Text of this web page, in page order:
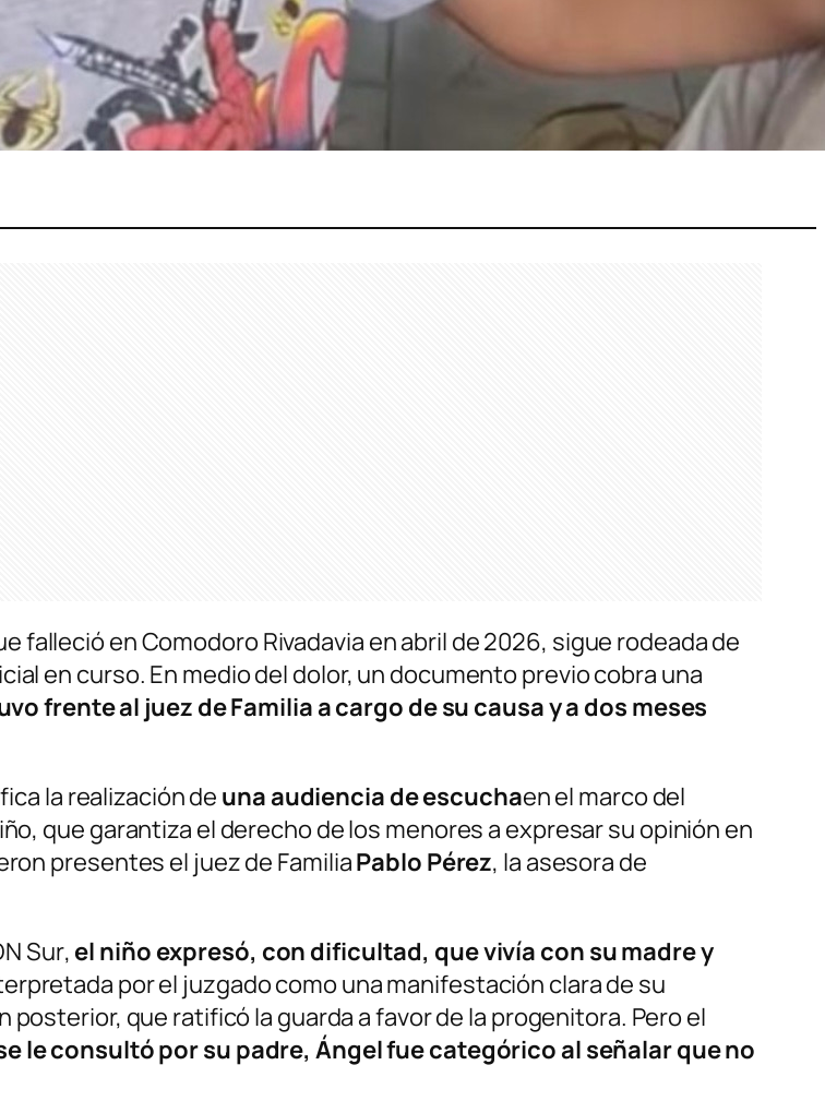
falleció en Comodoro Rivadavia en abril de 2026, sigue rodeada de
en curso. En medio del dolor, un documento previo cobra una
frente al juez de Familia a cargo de su causa y a dos meses
la realización deuna audiencia de escuchaen el marco del
que garantiza el derecho de los menores a expresar su opinión en
presentes el juez de FamiliaPablo Pérez, la asesora de
Sur, el niño expresó, con dificultad, que vivía con su madre y
por el juzgado como una manifestación clara de su
que ratificó la guarda a favor de la progenitora. Pero el
le consultó por su padre, Ángel fue categórico al señalar que no